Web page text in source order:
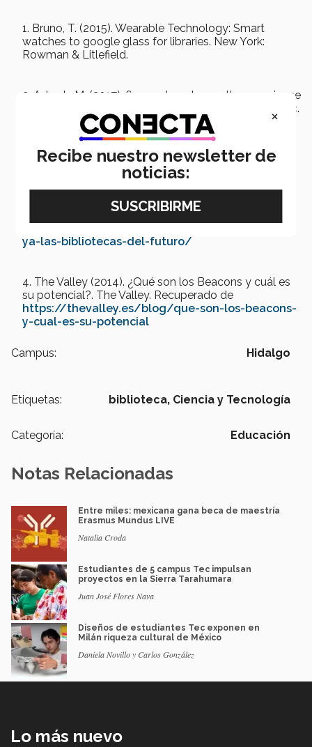
Bruno, T. (2015). Wearable Technology: Smart
watches to google glass for libraries. New York:
Rowman & Litlefield.
Adarsh, M. (2017). 6 ways to enhance the experience
at a library with beacon technology. Blog Beaconstac.
Recuperado de
https://blog.beaconstac.com/2017/12/6-ways-
to-enhance-the-experience-at-a-library-with-
beacon-technology/
Vázquez, José A. (2013). Así son ya las bibliotecas
del futuro. Dosdoce.com. Recuperado de
ya-las-bibliotecas-del-futuro/
The Valley (2014). ¿Qué son los Beacons y cuál es
su potencial?. The Valley. Recuperado de
https://thevalley.es/blog/que-son-los-beacons-
y-cual-es-su-potencial
Campus: Hidalgo
Etiquetas: biblioteca, Ciencia y Tecnología
Categoría: Educación
Notas Relacionadas
Entre miles: mexicana gana beca de maestría
Erasmus Mundus LIVE
Natalia Croda
Estudiantes de 5 campus Tec impulsan
proyectos en la Sierra Tarahumara
Juan José Flores Nava
Diseños de estudiantes Tec exponen en
Milán riqueza cultural de México
Daniela Novillo y Carlos González
Lo más nuevo
×
Recibe nuestro newsletter de
noticias: